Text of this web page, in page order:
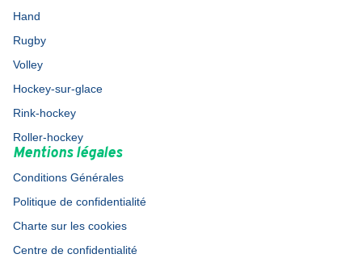
Hand
Rugby
Volley
Hockey-sur-glace
Rink-hockey
Roller-hockey
Mentions légales
Conditions Générales
Politique de confidentialité
Charte sur les cookies
Centre de confidentialité